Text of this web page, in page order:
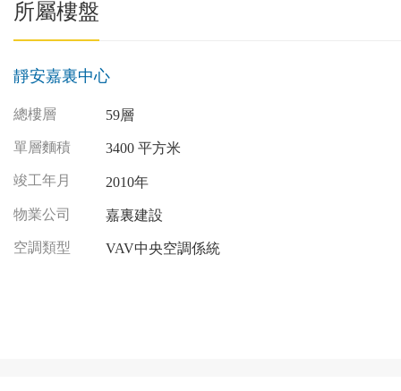
所屬樓盤
靜安嘉裏中心
總樓層 59層
單層麵積 3400 平方米
竣工年月 2010年
物業公司 嘉裏建設
空調類型 VAV中央空調係統